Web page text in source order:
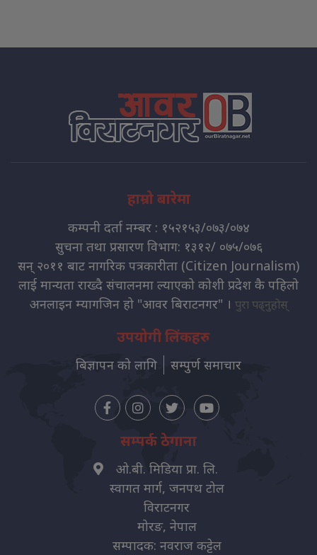
हाम्रो बारेमा
कम्पनी दर्ता नम्बर : १५२१५३/०७३/०७४
सुचना तथा प्रसारण विभाग: १३१२/ ०७५/०७६
सन् २०११ बाट नागरिक पत्रकारीता (Citizen Journalism)
लाई मान्यता राख्दै संचालनमा ल्याएको कोशी प्रदेश कै पहिलो
अनलाइन म्यागजिन हो "आवर बिराटनगर" । पुरा पढ्नुहोस्
उपयोगी लिंकहरु
बिज्ञापन को लागि सम्पुर्ण समाचार
सम्पर्क ठेगाना
ओ.बी. मिडिया प्रा. लि.
स्वागत मार्ग, जनपथ टोल
विराटनगर
मोरङ, नेपाल
सम्पादक: नवराज कट्टेल